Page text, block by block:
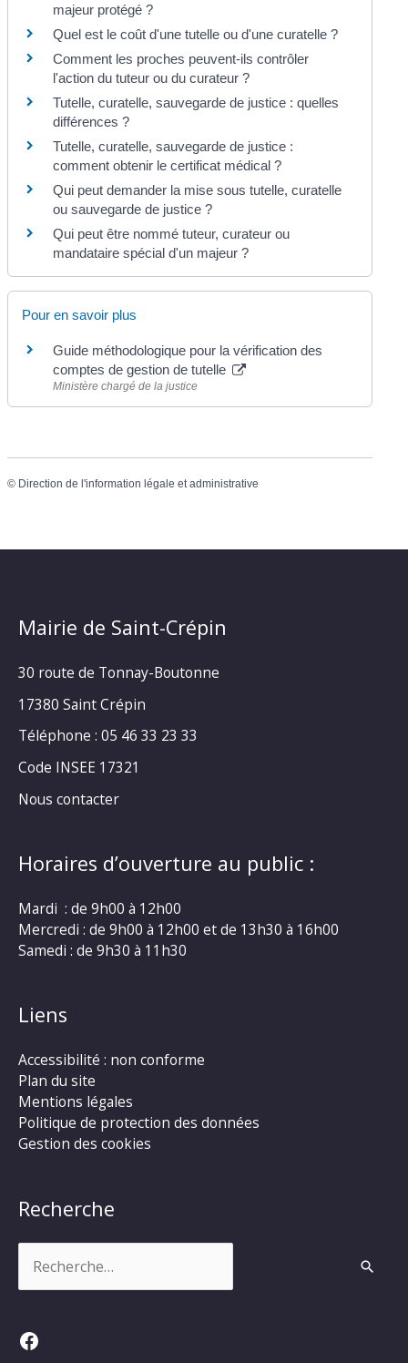
majeur protégé ?
Quel est le coût d'une tutelle ou d'une curatelle ?
Comment les proches peuvent-ils contrôler
l'action du tuteur ou du curateur ?
Tutelle, curatelle, sauvegarde de justice : quelles
différences ?
Tutelle, curatelle, sauvegarde de justice :
comment obtenir le certificat médical ?
Qui peut demander la mise sous tutelle, curatelle
ou sauvegarde de justice ?
Qui peut être nommé tuteur, curateur ou
mandataire spécial d'un majeur ?
Pour en savoir plus
Guide méthodologique pour la vérification des
comptes de gestion de tutelle
Ministère chargé de la justice
© Direction de l'information légale et administrative
Mairie de Saint-Crépin
30 route de Tonnay-Boutonne
17380 Saint Crépin
Téléphone : 05 46 33 23 33
Code INSEE 17321
Nous contacter
Horaires d’ouverture au public :
Mardi : de 9h00 à 12h00
Mercredi : de 9h00 à 12h00 et de 13h30 à 16h00
Samedi : de 9h30 à 11h30
Liens
Accessibilité : non conforme
Plan du site
Mentions légales
Politique de protection des données
Gestion des cookies
Recherche
Facebook